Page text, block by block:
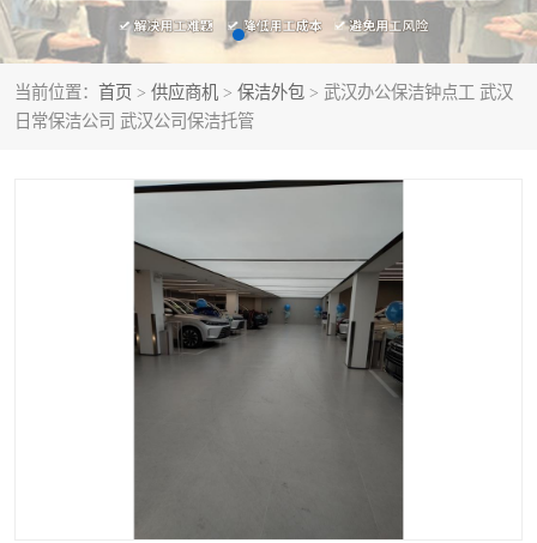
当前位置： 首页 > 供应商机 > 保洁外包 > 武汉办公保洁钟点工 武汉
日常保洁公司 武汉公司保洁托管